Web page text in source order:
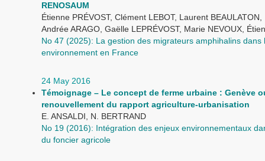
RENOSAUM
Étienne PRÉVOST, Clément LEBOT, Laurent BEAULATON,
Andrée ARAGO, Gaëlle LEPRÉVOST, Marie NEVOUX,
No 47 (2025): La gestion des migrateurs amphihalins dans
environnement en France
24 May 2016
Témoignage – Le concept de ferme urbaine : Genève
renouvellement du rapport agriculture-urbanisation
E. ANSALDI, N. BERTRAND
No 19 (2016): Intégration des enjeux environnementaux
du foncier agricole